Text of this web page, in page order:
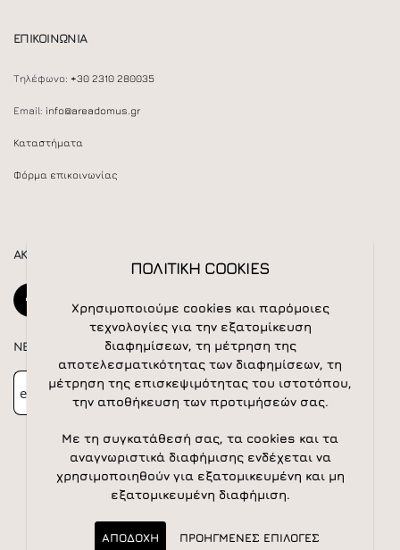
ΕΠΙΚΟΙΝΩΝΙΑ
Τηλέφωνο: +30 2310 280035
Email: info@areadomus.gr
Καταστήματα
Φόρμα επικοινωνίας
ΑΚΟΛΟΥΘΕΙΣΤΕ ΜΑΣ
NEWSLETTER
Newsletter Subscribe
ΠΟΛΙΤΙΚΗ COOKIES
Χρησιμοποιούμε cookies και παρόμοιες
τεχνολογίες για την εξατομίκευση
διαφημίσεων, τη μέτρηση της
αποτελεσματικότητας των διαφημίσεων, τη
μέτρηση της επισκεψιμότητας του ιστοτόπου,
την αποθήκευση των προτιμήσεών σας.
Με τη συγκατάθεσή σας, τα cookies και τα
αναγνωριστικά διαφήμισης ενδέχεται να
χρησιμοποιηθούν για εξατομικευμένη και μη
εξατομικευμένη διαφήμιση.
ΑΠΟΔΟΧΗ ΠΡΟΗΓΜΕΝΕΣ ΕΠΙΛΟΓΕΣ